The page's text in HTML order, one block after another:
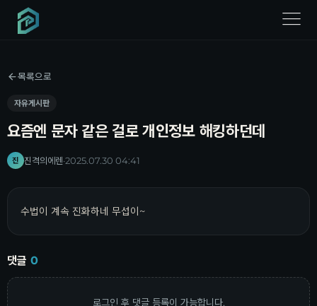
menu
목록으로
자유게시판
요즘엔 문자 같은 걸로 개인정보 해킹하던데
진 진격의에렌·2025.07.30 04:41
수법이 계속 진화하네 무섭이~
댓글 0
로그인 후 댓글 등록이 가능합니다.